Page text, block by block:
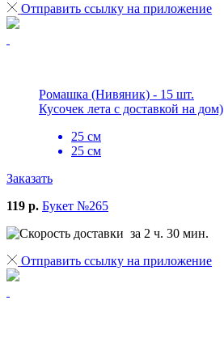
Отправить ссылку на приложение
Ромашка (Нивяник) - 15 шт.
Кусочек лета с доставкой на дом)
25 см
25 см
Заказать
119 р. Букет №265
за 2 ч. 30 мин.
Отправить ссылку на приложение